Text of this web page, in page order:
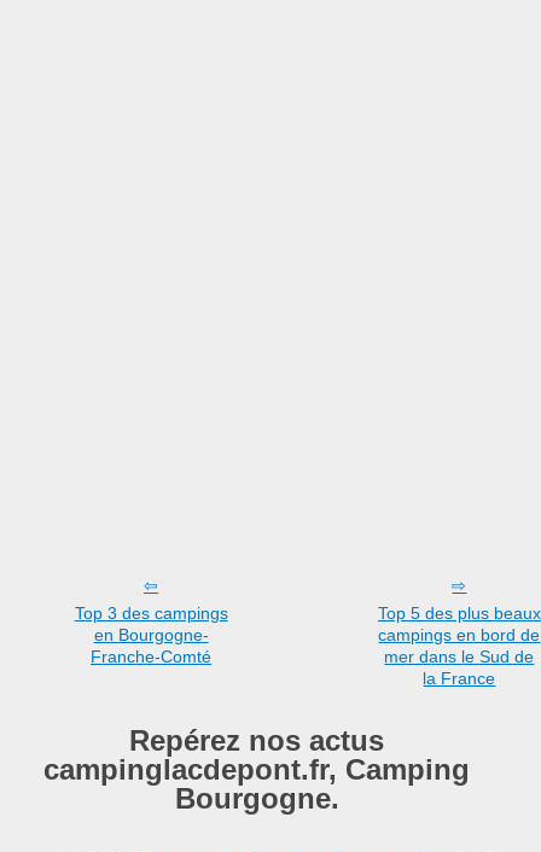
Top 3 des campings
en Bourgogne-
Franche-Comté
Top 5 des plus beaux
campings en bord de
mer dans le Sud de
la France
Repérez nos actus
campinglacdepont.fr, Camping
Bourgogne.